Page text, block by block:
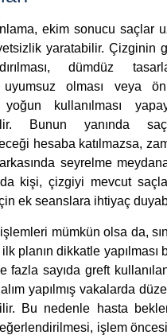
ekim sonucu saçlar
yaratabilir. Çizginin
dümdüz
uyumsuz olması veya
yoğun kullanılması
Bunun yanında
hesaba katılmazsa,
seyrelme
kişi, çizgiyi mevcut
ek seanslara ihtiyaç
mümkün olsa da,
planın dikkatle yapılması
fazla sayıda greft
yapılmış vakalarda
Bu nedenle hasta
işlem